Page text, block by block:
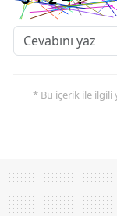
* Bu içerik ile ilgili